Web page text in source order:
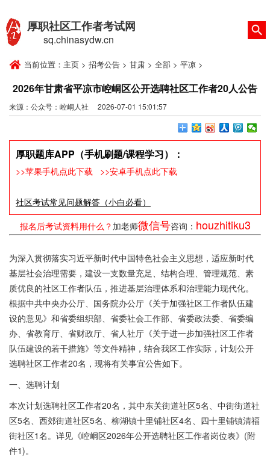
厚职社区工作者考试网
sq.chinasydw.cn
当前位置： 主页 > 招考公告 > 甘肃 > 全部 > 平凉 >
2026年甘肃省平凉市崆峒区公开选聘社区工作者20人公告
来源：公众号：崆峒人社 2026-07-01 15:01:57
厚职题库APP（手机刷题/课程学习）：
>>苹果手机点此下载 >>安卓手机点此下载
社区考试常见问题解答（小白必看）
报名后考试资料用什么？ 加老师微信号咨询： houzhitiku3
为深入贯彻落实习近平新时代中国特色社会主义思想，适应新时代
基层社会治理需要，建设一支数量充足、结构合理、管理规范、素
质优良的社区工作者队伍，推进基层治理体系和治理能力现代化。
根据中共中央办公厅、国务院办公厅《关于加强社区工作者队伍建
设的意见》和省委组织部、省委社会工作部、省委政法委、省委编
办、省教育厅、省财政厅、省人社厅《关于进一步加强社区工作者
队伍建设的若干措施》等文件精神，结合我区工作实际，计划公开
选聘社区工作者20名，现将有关事宜公告如下。
一、选聘计划
本次计划选聘社区工作者20名，其中东关街道社区5名、中街街道社
区5名、西郊街道社区5名、柳湖镇十里铺社区4名、四十里铺镇清福
街社区1名。详见《崆峒区2026年公开选聘社区工作者岗位表》(附
件1)。